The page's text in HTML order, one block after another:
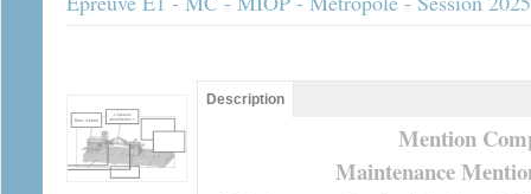
Groupe principal
Description
actif)
Mention
Maintenance